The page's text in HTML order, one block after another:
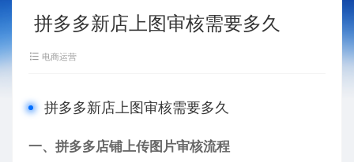
拼多多新店上图审核需要多久
电商运营
拼多多新店上图审核需要多久
一、拼多多店铺上传图片审核流程